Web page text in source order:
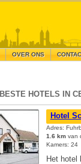
OVER ONS
BESTE HOTELS IN
Hotel
Adres:
1.6 kmvan
Kamers: 24
Het hotel